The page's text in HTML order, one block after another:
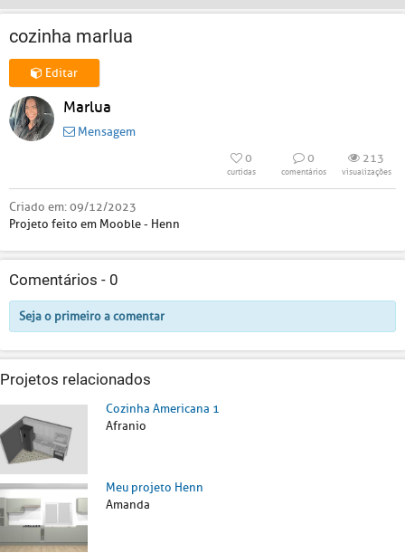
cozinha marlua
Editar
Marlua
Mensagem
0
curtidas
0
comentários
213
visualizações
Criado em:09/12/2023
Projeto feito em Mooble - Henn
Comentários - 0
Seja o primeiro a comentar
Projetos relacionados
Cozinha Americana 1
Afranio
Meu projeto Henn
Amanda